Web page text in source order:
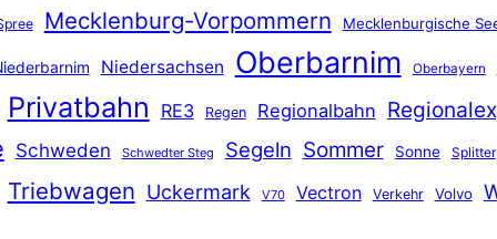
Mecklenburg-Vorpommern Mecklenburgische
Niedersachsen Oberbarnim Oberbayern
Privatbahn RE3 Regen Regionalbahn
Schweden Schwedter Steg Segeln Sommer Sonne Splitter
Triebwagen Uckermark V70 Vectron Verkehr Volvo